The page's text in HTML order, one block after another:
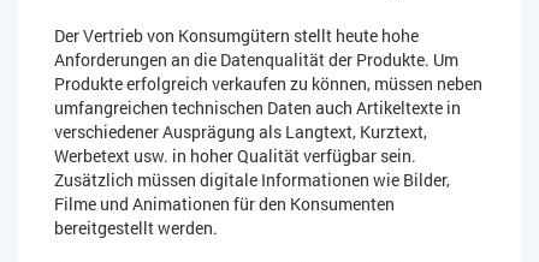
Der Vertrieb von Konsumgütern stellt heute hohe
Anforderungen an die Datenqualität der Produkte. Um
Produkte erfolgreich verkaufen zu können, müssen neben
umfangreichen technischen Daten auch Artikeltexte in
verschiedener Ausprägung als Langtext, Kurztext,
Werbetext usw. in hoher Qualität verfügbar sein.
Zusätzlich müssen digitale Informationen wie Bilder,
Filme und Animationen für den Konsumenten
bereitgestellt werden.